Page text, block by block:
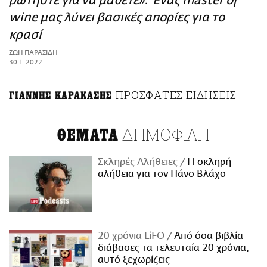
ΑΜΠΑ
PRINT
wine μας λύνει βασικές απορίες για το
κρασί
ΖΩΗ ΠΑΡΑΣΙΔΗ
30.1.2022
ΓΙΑΝΝΗΣ ΚΑΡΑΚΑΣΗΣ ΠΡΟΣΦΑΤΕΣ ΕΙΔΗΣΕΙΣ
ΘΕΜΑΤΑ ΔΗΜΟΦΙΛΗ
Σκληρές Αλήθειες
H σκληρή
αλήθεια για τον Πάνο Βλάχο
20 χρόνια LiFO
Από όσα βιβλία
διάβασες τα τελευταία 20 χρόνια,
αυτό ξεχωρίζεις